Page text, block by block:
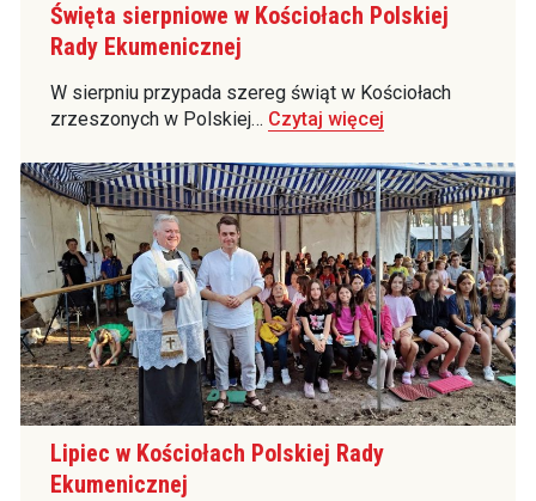
Święta sierpniowe w Kościołach Polskiej
Rady Ekumenicznej
W sierpniu przypada szereg świąt w Kościołach
zrzeszonych w Polskiej… Czytaj więcej
Lipiec w Kościołach Polskiej Rady
Ekumenicznej